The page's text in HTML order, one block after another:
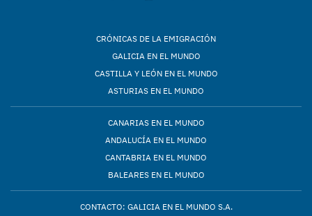
CRÓNICAS DE LA EMIGRACIÓN
GALICIA EN EL MUNDO
CASTILLA Y LEÓN EN EL MUNDO
ASTURIAS EN EL MUNDO
CANARIAS EN EL MUNDO
ANDALUCÍA EN EL MUNDO
CANTABRIA EN EL MUNDO
BALEARES EN EL MUNDO
CONTACTO: GALICIA EN EL MUNDO S.A.